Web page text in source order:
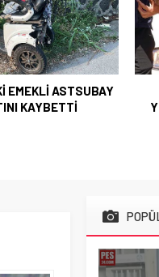
ASTSUBAY
KAYBETTİ